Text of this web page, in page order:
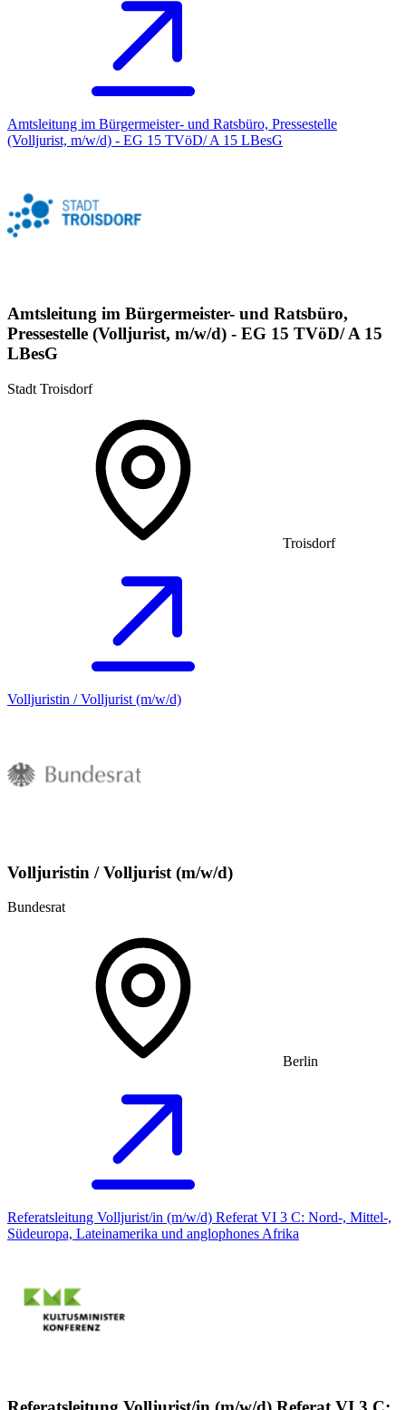
Amtsleitung im Bürgermeister- und Ratsbüro, Pressestelle
(Volljurist, m/w/d) - EG 15 TVöD/ A 15 LBesG
Amtsleitung im Bürgermeister- und Ratsbüro,
Pressestelle (Volljurist, m/w/d) - EG 15 TVöD/ A 15
LBesG
Stadt Troisdorf
Troisdorf
Volljuristin / Volljurist (m/w/d)
Volljuristin / Volljurist (m/w/d)
Bundesrat
Berlin
Referatsleitung Volljurist/in (m/w/d) Referat VI 3 C: Nord-, Mittel-,
Südeuropa, Lateinamerika und anglophones Afrika